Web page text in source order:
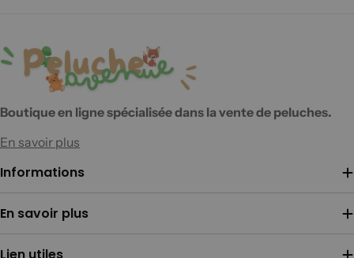
Boutique en ligne spécialisée dans la vente de peluches.
En savoir plus
Informations
En savoir plus
Lien utiles